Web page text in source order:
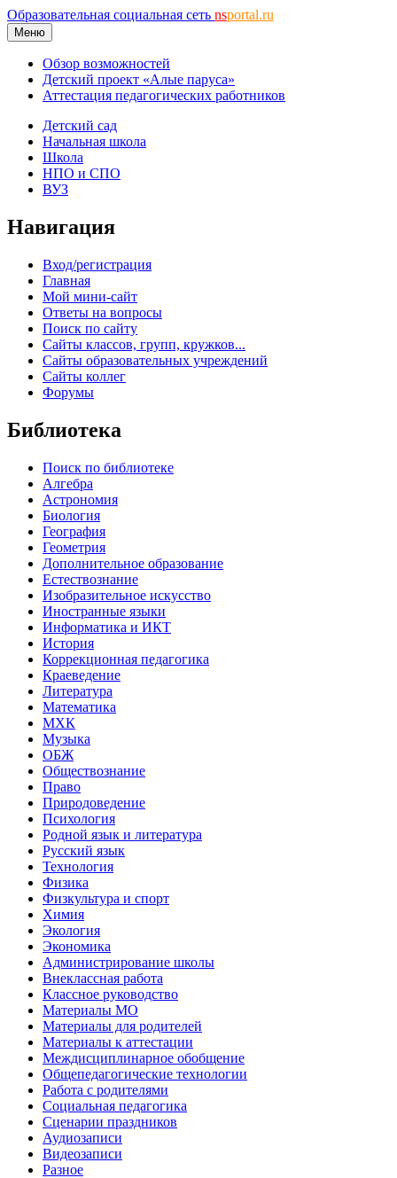
Образовательная социальная сеть nsportal.ru
Меню
Обзор возможностей
Детский проект «Алые паруса»
Аттестация педагогических работников
Детский сад
Начальная школа
Школа
НПО и СПО
ВУЗ
Навигация
Вход/регистрация
Главная
Мой мини-сайт
Ответы на вопросы
Поиск по сайту
Сайты классов, групп, кружков...
Сайты образовательных учреждений
Сайты коллег
Форумы
Библиотека
Поиск по библиотеке
Алгебра
Астрономия
Биология
География
Геометрия
Дополнительное образование
Естествознание
Изобразительное искусство
Иностранные языки
Информатика и ИКТ
История
Коррекционная педагогика
Краеведение
Литература
Математика
МХК
Музыка
ОБЖ
Обществознание
Право
Природоведение
Психология
Родной язык и литература
Русский язык
Технология
Физика
Физкультура и спорт
Химия
Экология
Экономика
Администрирование школы
Внеклассная работа
Классное руководство
Материалы МО
Материалы для родителей
Материалы к аттестации
Междисциплинарное обобщение
Общепедагогические технологии
Работа с родителями
Социальная педагогика
Сценарии праздников
Аудиозаписи
Видеозаписи
Разное